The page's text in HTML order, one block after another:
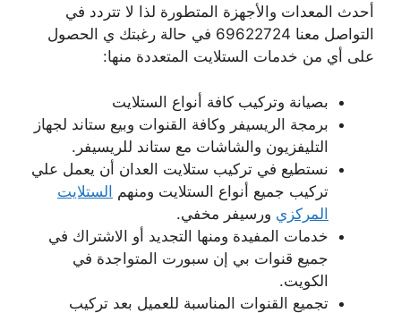
أحدث المعدات والأجهزة المتطورة لذا لا تتردد في
التواصل معنا 69622724 في حالة رغبتك ي الحصول
على أي من خدمات الستلايت المتعددة منها:
بصيانة وتركيب كافة أنواع الستلايت
برمجة الريسيفر وكافة القنوات وبيع ستاند لجهاز
التليفزيون والشاشات مع ستاند للريسيفر.
نستطيع في تركيب ستلايت العدان أن يعمل علي
تركيب جميع أنواع الستلايت ومنهم الستلايت
المركزي ورسيفر مخفي.
خدمات المفيدة ومنها التجديد أو الاشتراك في
جميع قنوات بي إن سبورت المتواجدة في
الكويت.
تجميع القنوات المناسبة للعميل بعد تركيب